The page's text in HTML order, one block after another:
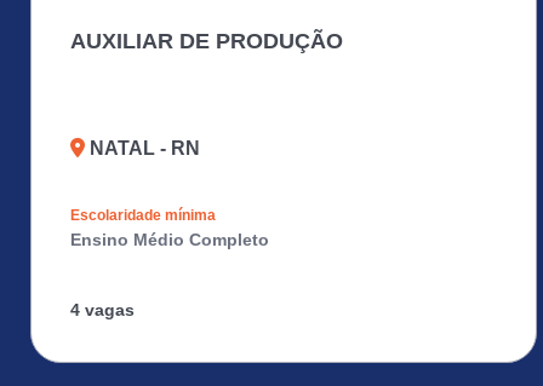
AUXILIAR DE PRODUÇÃO
NATAL - RN
Escolaridade mínima
Ensino Médio Completo
4 vagas